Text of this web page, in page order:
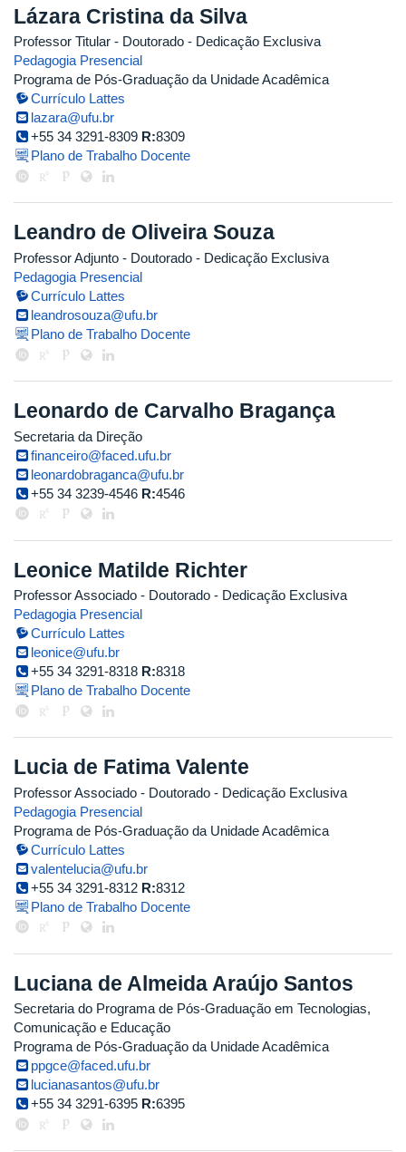
Lázara Cristina da Silva
Professor Titular - Doutorado - Dedicação Exclusiva
Pedagogia Presencial
Programa de Pós-Graduação da Unidade Acadêmica
Currículo Lattes
lazara@ufu.br
+55 34 3291-8309 R:8309
Plano de Trabalho Docente
Leandro de Oliveira Souza
Professor Adjunto - Doutorado - Dedicação Exclusiva
Pedagogia Presencial
Currículo Lattes
leandrosouza@ufu.br
Plano de Trabalho Docente
Leonardo de Carvalho Bragança
Secretaria da Direção
financeiro@faced.ufu.br
leonardobraganca@ufu.br
+55 34 3239-4546 R:4546
Leonice Matilde Richter
Professor Associado - Doutorado - Dedicação Exclusiva
Pedagogia Presencial
Currículo Lattes
leonice@ufu.br
+55 34 3291-8318 R:8318
Plano de Trabalho Docente
Lucia de Fatima Valente
Professor Associado - Doutorado - Dedicação Exclusiva
Pedagogia Presencial
Programa de Pós-Graduação da Unidade Acadêmica
Currículo Lattes
valentelucia@ufu.br
+55 34 3291-8312 R:8312
Plano de Trabalho Docente
Luciana de Almeida Araújo Santos
Secretaria do Programa de Pós-Graduação em Tecnologias,
Comunicação e Educação
Programa de Pós-Graduação da Unidade Acadêmica
ppgce@faced.ufu.br
lucianasantos@ufu.br
+55 34 3291-6395 R:6395